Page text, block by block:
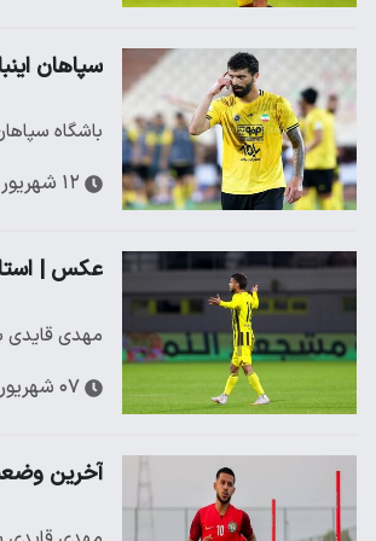
سپاهان
باشگاه
۱۲ شهریور ۱۴۰۳
عکس |
مهدی قایدی
۰۷ شهریور ۱۴۰۳
آخرین